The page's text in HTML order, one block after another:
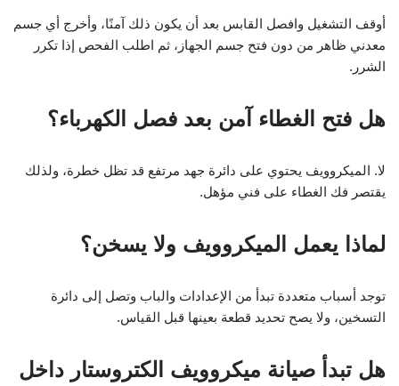
أوقف التشغيل وافصل القابس بعد أن يكون ذلك آمنًا، وأخرج أي جسم
معدني ظاهر من دون فتح جسم الجهاز، ثم اطلب الفحص إذا تكرر
الشرر.
هل فتح الغطاء آمن بعد فصل الكهرباء؟
لا. الميكروويف يحتوي على دائرة جهد مرتفع قد تظل خطرة، ولذلك
يقتصر فك الغطاء على فني مؤهل.
لماذا يعمل الميكروويف ولا يسخن؟
توجد أسباب متعددة تبدأ من الإعدادات والباب وتصل إلى دائرة
التسخين، ولا يصح تحديد قطعة بعينها قبل القياس.
هل تبدأ صيانة ميكروويف الكتروستار داخل